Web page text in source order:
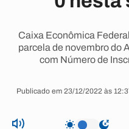
Caixa Econômica
parcela de novembro do
com Número de
Publicado em 23/12/2022 às